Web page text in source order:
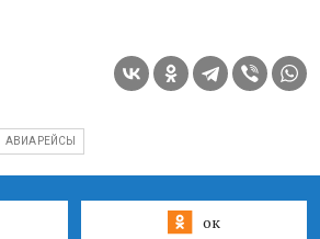
АВИАРЕЙСЫ
ок